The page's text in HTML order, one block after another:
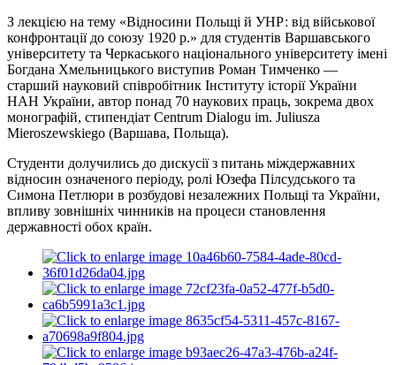
З лекцією на тему «Відносини Польщі й УНР: від військової
конфронтації до союзу 1920 р.» для студентів Варшавського
університету та Черкаського національного університету імені
Богдана Хмельницького виступив Роман Тимченко —
старший науковий співробітник Інституту історії України
НАН України, автор понад 70 наукових праць, зокрема двох
монографій, стипендіат Centrum Dialogu im. Juliusza
Mieroszewskiego (Варшава, Польща).
Студенти долучились до дискусії з питань міждержавних
відносин означеного періоду, ролі Юзефа Пілсудського та
Симона Петлюри в розбудові незалежних Польщі та України,
впливу зовнішніх чинників на процеси становлення
державності обох країн.